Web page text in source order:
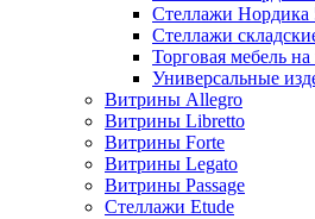
Стеллажи Нордика
Стеллажи
Торговая мебель на
Универсальные
Витрины Allegro
Витрины Libretto
Витрины Forte
Витрины Legato
Витрины Passage
Стеллажи Etude